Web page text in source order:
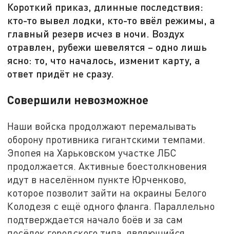
Короткий приказ, длинные последствия:
кто-то вывел лодки, кто-то ввёл режимы, а
главный резерв исчез в ночи. Воздух
отравлен, рубежи шевелятся – одно лишь
ясно: то, что началось, изменит карту, а
ответ придёт не сразу.
Совершили невозможное
Наши войска продолжают перемалывать
оборону противника гигантскими темпами.
Эпопея на Харьковском участке ЛБС
продолжается. Активные боестолкновения
идут в населённом пункте Юрченково,
которое позволит зайти на окраины Белого
Колодезя с ещё одного фланга. Параллельно
подтверждается начало боёв и за сам